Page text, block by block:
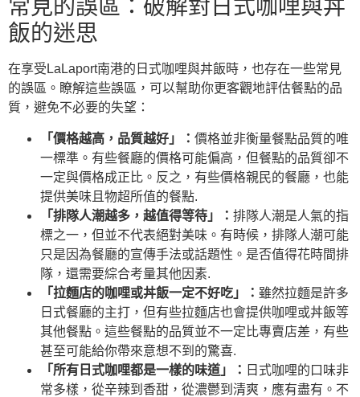
常見的誤區：破解對日式咖哩與丼
飯的迷思
在享受LaLaport南港的日式咖哩與丼飯時，也存在一些常見
的誤區。瞭解這些誤區，可以幫助你更客觀地評估餐點的品
質，避免不必要的失望：
「價格越高，品質越好」： 價格並非衡量餐點品質的唯
一標準。有些餐廳的價格可能偏高，但餐點的品質卻不
一定與價格成正比。反之，有些價格親民的餐廳，也能
提供美味且物超所值的餐點.
「排隊人潮越多，越值得等待」： 排隊人潮是人氣的指
標之一，但並不代表絕對美味。有時候，排隊人潮可能
只是因為餐廳的宣傳手法或話題性。是否值得花時間排
隊，還需要綜合考量其他因素.
「拉麵店的咖哩或丼飯一定不好吃」： 雖然拉麵是許多
日式餐廳的主打，但有些拉麵店也會提供咖哩或丼飯等
其他餐點。這些餐點的品質並不一定比專賣店差，有些
甚至可能給你帶來意想不到的驚喜.
「所有日式咖哩都是一樣的味道」： 日式咖哩的口味非
常多樣，從辛辣到香甜，從濃鬱到清爽，應有盡有。不